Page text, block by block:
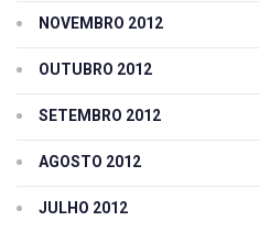
NOVEMBRO 2012
OUTUBRO 2012
SETEMBRO 2012
AGOSTO 2012
JULHO 2012